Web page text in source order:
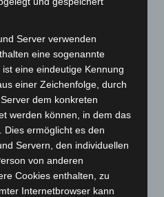
Server verwenden
eine sogenannte
eine eindeutige Kennung
einer Zeichenfolge, durch
dem konkreten
werden können, in dem das
Dies ermöglicht es den
Servern, den individuellen
von anderen
Cookies enthalten, zu
Internetbrowser kann